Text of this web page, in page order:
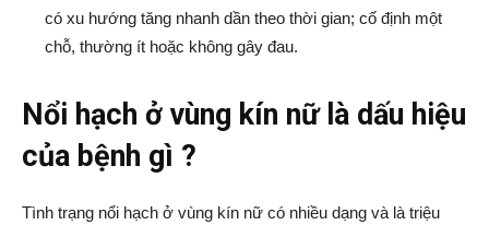
có xu hướng tăng nhanh dần theo thời gian; cố định một
chỗ, thường ít hoặc không gây đau.
Nổi hạch ở vùng kín nữ là dấu hiệu
của bệnh gì ?
Tình trạng nổi hạch ở vùng kín nữ có nhiều dạng và là triệu